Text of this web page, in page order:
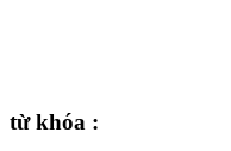
từ khóa :